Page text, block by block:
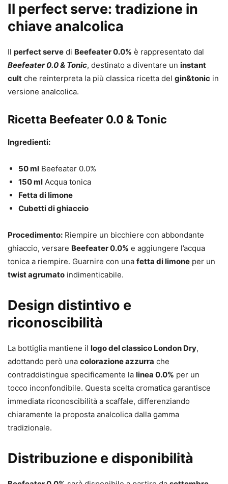
Il perfect serve: tradizione in
chiave analcolica
Il perfect serve di Beefeater 0.0% è rappresentato dal
Beefeater 0.0 & Tonic, destinato a diventare un instant
cult che reinterpreta la più classica ricetta del gin&tonic in
versione analcolica.
Ricetta Beefeater 0.0 & Tonic
Ingredienti:
50 ml Beefeater 0.0%
150 ml Acqua tonica
Fetta di limone
Cubetti di ghiaccio
Procedimento: Riempire un bicchiere con abbondante
ghiaccio, versare Beefeater 0.0% e aggiungere l’acqua
tonica a riempire. Guarnire con una fetta di limone per un
twist agrumato indimenticabile.
Design distintivo e
riconoscibilità
La bottiglia mantiene il logo del classico London Dry,
adottando però una colorazione azzurra che
contraddistingue specificamente la linea 0.0% per un
tocco inconfondibile. Questa scelta cromatica garantisce
immediata riconoscibilità a scaffale, differenziando
chiaramente la proposta analcolica dalla gamma
tradizionale.
Distribuzione e disponibilità